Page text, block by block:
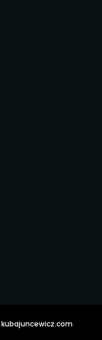
kubajuncewicz.com